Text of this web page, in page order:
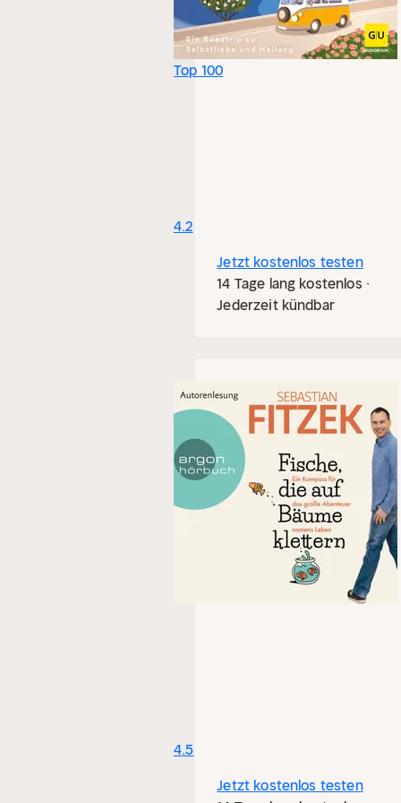
Top 100
4.2
Jetzt kostenlos testen
14 Tage lang kostenlos ·
Jederzeit kündbar
4.5
Jetzt kostenlos testen